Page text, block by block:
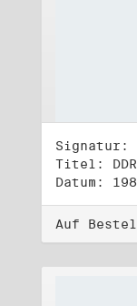
Signatur:
Datum:
Auf